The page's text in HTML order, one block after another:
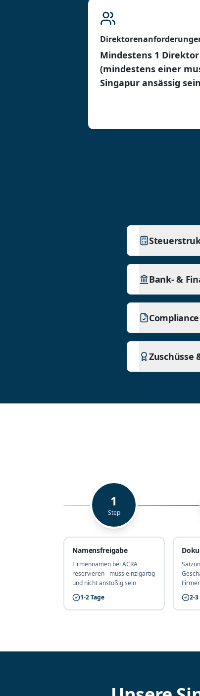
Mindestens 1 Direktor
(mindestens einer
Singapur ansässig
Bank- &
Zuschüsse
1
Step
Namensfreigabe
Firmennamen bei ACRA
reservieren - muss einzigartig
und nicht anstößig sein
1-2 Tage
2-3